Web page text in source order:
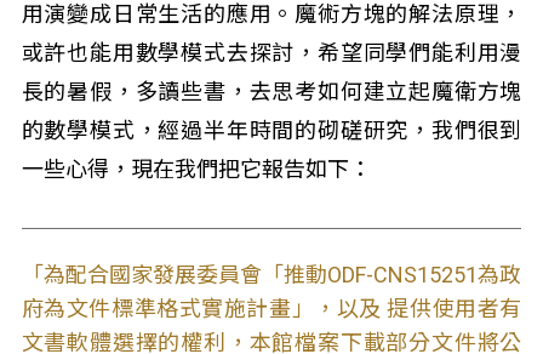
用演變成日常生活的應用。魔術方塊的解法原理，
或許也能用數學模式去探討，希望同學們能利用漫
長的暑假，多讀些書，去思考如何建立起魔衛方塊
的數學模式，經過半年時間的砌磋研究，我們很到
一些心得，現在我們把它報告如下：
「為配合國家發展委員會「推動ODF-CNS15251為政
府為文件標準格式實施計畫」，以及 提供使用者有
文書軟體選擇的權利，本館檔案下載部分文件將公